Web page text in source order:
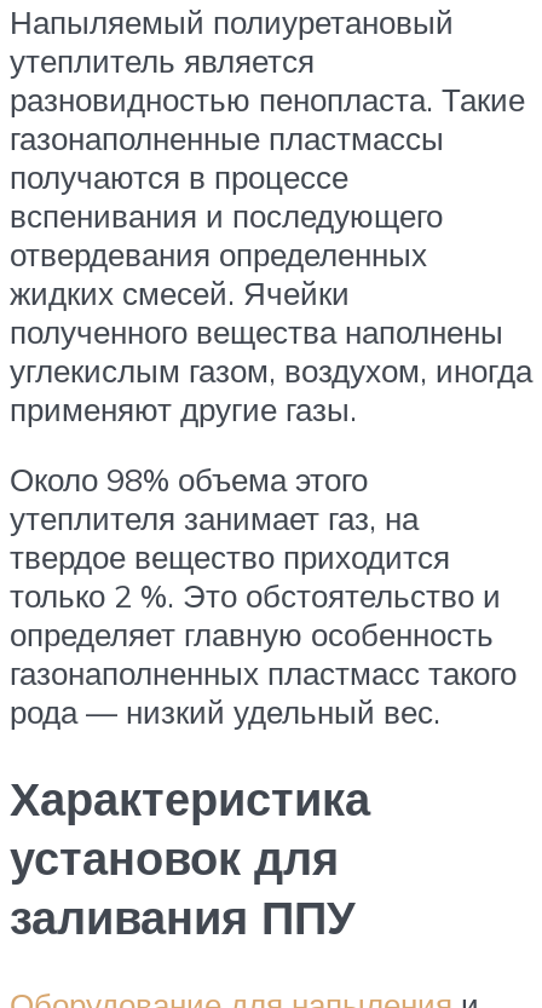
Напыляемый полиуретановый
утеплитель является
разновидностью пенопласта. Такие
газонаполненные пластмассы
получаются в процессе
вспенивания и последующего
отвердевания определенных
жидких смесей. Ячейки
полученного вещества наполнены
углекислым газом, воздухом, иногда
применяют другие газы.
Около 98% объема этого
утеплителя занимает газ, на
твердое вещество приходится
только 2 %. Это обстоятельство и
определяет главную особенность
газонаполненных пластмасс такого
рода — низкий удельный вес.
Характеристика
установок для
заливания ППУ